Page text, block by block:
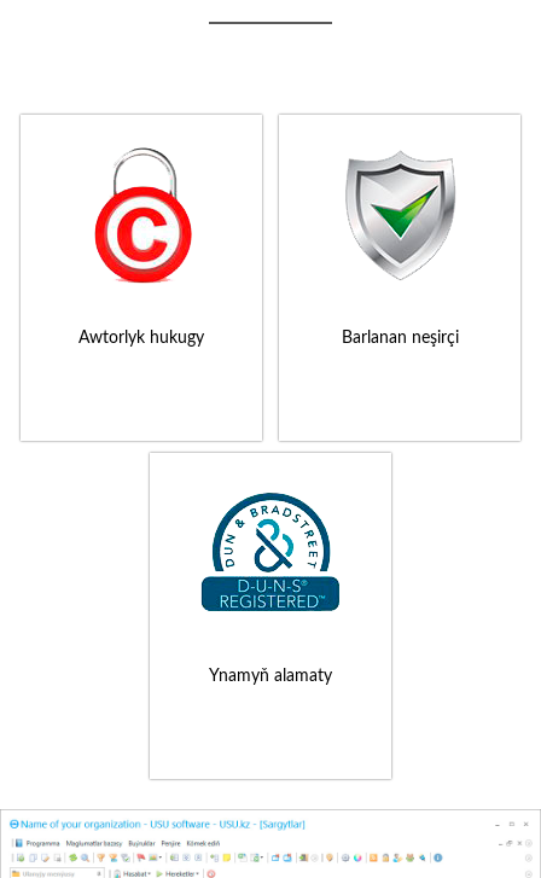
Awtorlyk hukugy Barlanan neşirçi
Ynamyň alamaty